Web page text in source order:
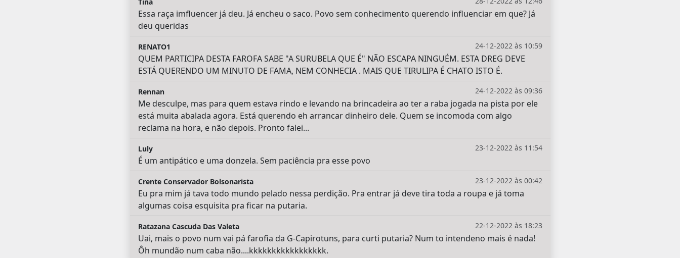
Essa raça imfluencer já deu. Já encheu o saco. Povo sem conhecimento querendo influenciar em que? Já
deu queridas
24-12-2022 às 10:59
RENATO1
QUEM PARTICIPA DESTA FAROFA SABE "A SURUBELA QUE É" NÃO ESCAPA NINGUÉM. ESTA DREG DEVE
ESTÁ QUERENDO UM MINUTO DE FAMA, NEM CONHECIA . MAIS QUE TIRULIPA É CHATO ISTO É.
24-12-2022 às 09:36
Rennan
Me desculpe, mas para quem estava rindo e levando na brincadeira ao ter a raba jogada na pista por ele
está muita abalada agora. Está querendo eh arrancar dinheiro dele. Quem se incomoda com algo
reclama na hora, e não depois. Pronto falei...
23-12-2022 às 11:54
Luly
É um antipático e uma donzela. Sem paciência pra esse povo
23-12-2022 às 00:42
Crente Conservador Bolsonarista
Eu pra mim já tava todo mundo pelado nessa perdição. Pra entrar já deve tira toda a roupa e já toma
algumas coisa esquisita pra ficar na putaria.
22-12-2022 às 18:23
Ratazana Cascuda Das Valeta
Uai, mais o povo num vai pá farofia da G-Capirotuns, para curti putaria? Num to intendeno mais é nada!
Ôh mundão num caba não....kkkkkkkkkkkkkkkkk.